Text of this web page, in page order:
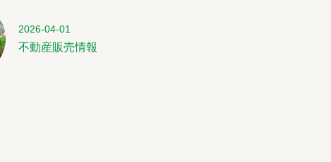
2026-04-01
不動産販売情報